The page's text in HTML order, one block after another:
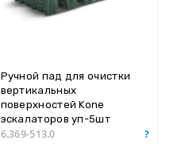
Ручной пад для очистки
вертикальных
поверхностей Kone
эскалаторов уп-5шт
Karcher 6.369-513.0
6.369-513.0